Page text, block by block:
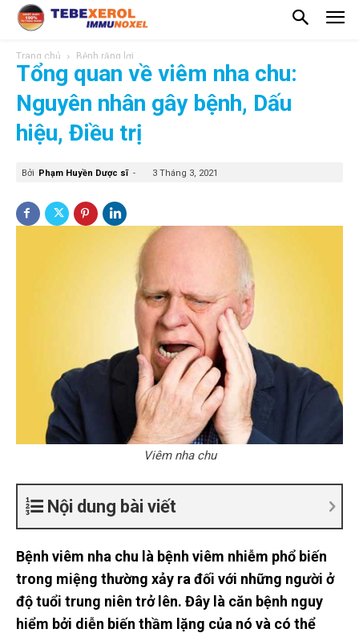
Trang chủ Bệnh răng lợi
Tổng quan về viêm nha chu:
Nguyên nhân gây bệnh, Dấu
hiệu, Điều trị
Bởi Phạm Huyền Dược sĩ - 3 Tháng 3, 2021
Viêm nha chu
Nội dung bài viết
Bệnh viêm nha chu là bệnh viêm nhiễm phổ biến
trong miệng thường xảy ra đối với những người ở
độ tuổi trung niên trở lên. Đây là căn bệnh nguy
hiểm bởi diễn biến thầm lặng của nó và có thể